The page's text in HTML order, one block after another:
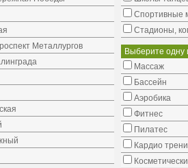
Металлургов
Cпортивные
Стадионы,
Выберите одну
Массаж
Бассейн
Аэробика
Фитнес
Пилатес
Кардио